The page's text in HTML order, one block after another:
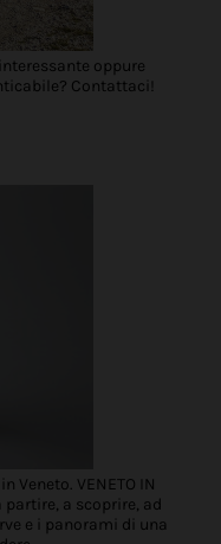
oppure
Contattaci!
VENETO IN
partire, a scoprire, ad
e i panorami di una